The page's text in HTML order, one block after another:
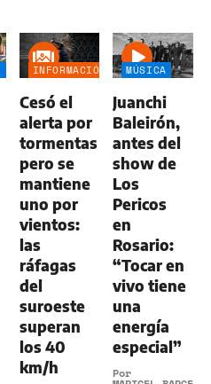
INFORMACIÓN
Cesó el
alerta por
tormentas
pero se
mantiene
uno por
vientos:
las
ráfagas
del
suroeste
superan
los 40
km/h
MÚSICA
Juanchi
Baleirón,
antes del
show de
Los
Pericos
en
Rosario:
“Tocar en
vivo tiene
una
energía
especial”
Por